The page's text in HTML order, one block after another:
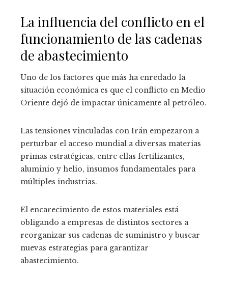
La influencia del conflicto en el
funcionamiento de las cadenas
de abastecimiento
Uno de los factores que más ha enredado la
situación económica es que el conflicto en Medio
Oriente dejó de impactar únicamente al petróleo.
Las tensiones vinculadas con Irán empezaron a
perturbar el acceso mundial a diversas materias
primas estratégicas, entre ellas fertilizantes,
aluminio y helio, insumos fundamentales para
múltiples industrias.
El encarecimiento de estos materiales está
obligando a empresas de distintos sectores a
reorganizar sus cadenas de suministro y buscar
nuevas estrategias para garantizar
abastecimiento.